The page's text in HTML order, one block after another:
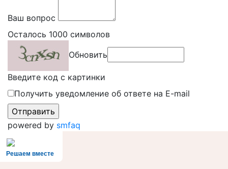
Ваш вопрос
Осталось 1000 символов
Обновить
Введите код с картинки
Получить уведомление об ответе на E-mail
powered by smfaq
Решаем вместе